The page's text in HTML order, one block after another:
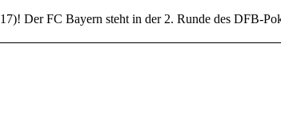
Der FC Bayern steht in der 2. Runde des DFB-